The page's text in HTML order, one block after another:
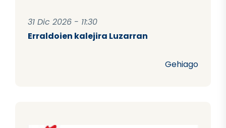
31 Dic 2026 - 11:30
Erraldoien kalejira Luzarran
Gehiago